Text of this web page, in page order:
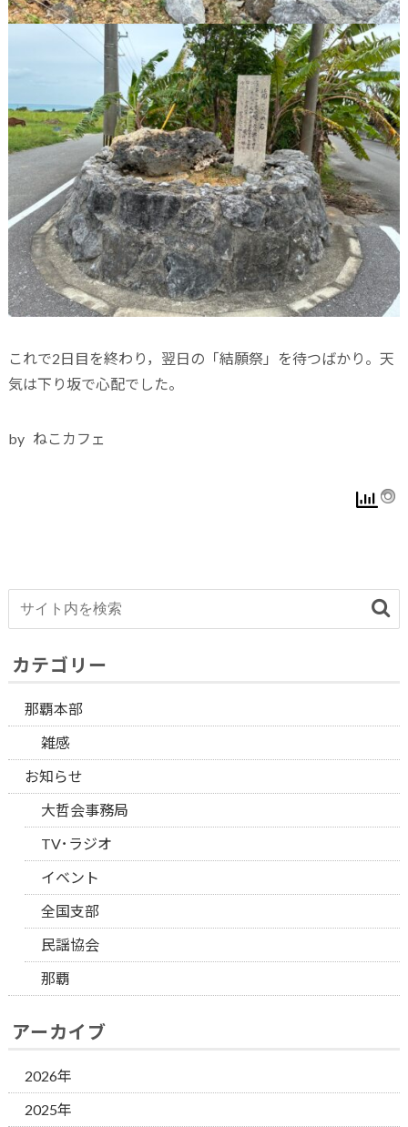
これで2日目を終わり，翌日の「結願祭」を待つばかり。天
気は下り坂で心配でした。
by ねこカフェ
カテゴリー
那覇本部
雑感
お知らせ
大哲会事務局
TV･ラジオ
イベント
全国支部
民謡協会
那覇
アーカイブ
2026年
2025年